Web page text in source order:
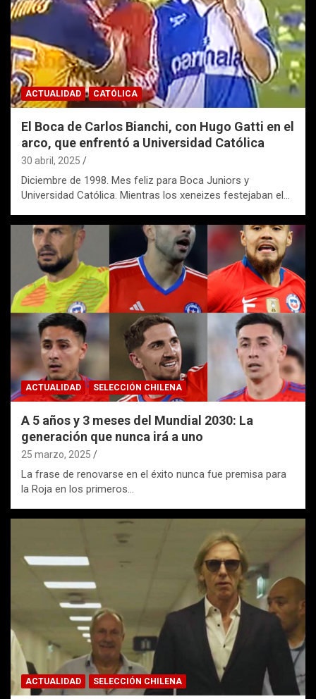
ACTUALIDAD CATÓLICA
El Boca de Carlos Bianchi, con Hugo Gatti en el
arco, que enfrentó a Universidad Católica
30 abril, 2025
Diciembre de 1998. Mes feliz para Boca Juniors y
Universidad Católica. Mientras los xeneizes festejaban el…
ACTUALIDAD SELECCIÓN CHILENA
A 5 años y 3 meses del Mundial 2030: La
generación que nunca irá a uno
25 marzo, 2025
La frase de renovarse en el éxito nunca fue premisa para
la Roja en los primeros…
ACTUALIDAD SELECCIÓN CHILENA